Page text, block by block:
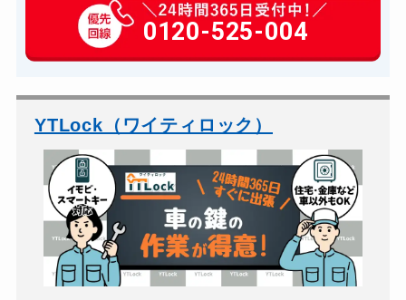
玄関カギ作成 14,300円～(税込)
玄関カギ交換 14,300円～(税込)
バイクカギ開け
バイクカギ作成 16,500円～(税込)
スーツケースカギ開け 8,800円～(税込)
金庫カギ開け 14,300円～(税込)
金庫カギ交換 11,000円～(税込)
ロッカーカギ開け 8,800円～(税込)
0120-525-004
YTLock（ワイティロック）